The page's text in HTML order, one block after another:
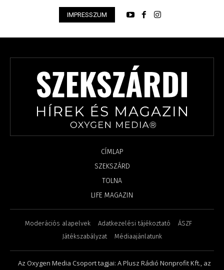
IMPRESSZUM
CÍMLAP
SZEKSZÁRD
TOLNA
LIFE MAGAZIN
Moderációs alapelvek Adatkezelési tájékoztató
ÁSZF
Játékszabályzat
Médiaajánlatunk
Az Oxygen Media Csoport tagjai: A Plusz Rádió Nonprofit Kft., az